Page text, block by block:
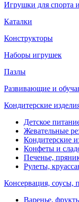
Игрушки для спорта
Каталки
Конструкторы
Наборы игрушек
Пазлы
Развивающие и
Кондитерские
Детское
Жевательные
Кондитерские
Конфеты и
Печенье,
Рулеты,
Консервация, соусы,
Варенье,